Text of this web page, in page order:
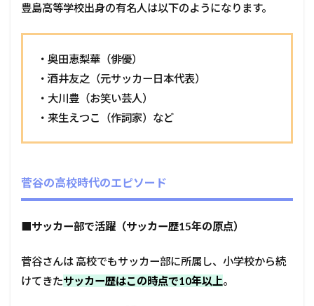
豊島高等学校出身の有名人は以下のようになります。
・奥田恵梨華（俳優）
・酒井友之（元サッカー日本代表）
・大川豊（お笑い芸人）
・来生えつこ（作詞家）など
菅谷の高校時代のエピソード
■サッカー部で活躍（サッカー歴15年の原点）
菅谷さんは 高校でもサッカー部に所属し、小学校から続
けてきたサッカー歴はこの時点で10年以上。